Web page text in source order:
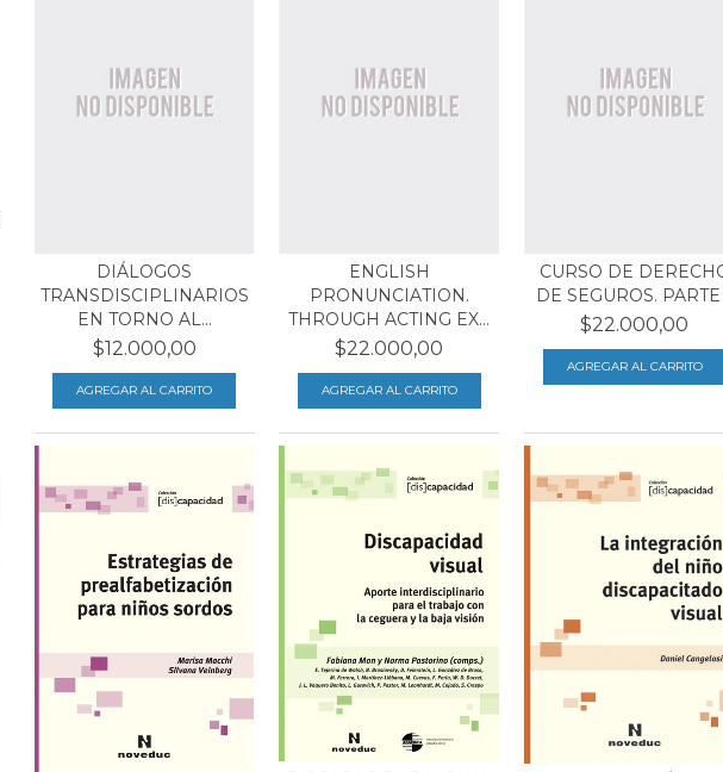
DIÁLOGOS
TRANSDISCIPLINARIOS
EN TORNO AL...
$12.000,00
ENGLISH
PRONUNCIATION.
THROUGH ACTING EX...
$22.000,00
CURSO DE
DE SEGUROS. PARTE
$22.000,00